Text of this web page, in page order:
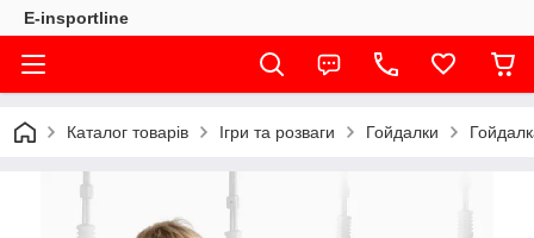
E-insportline
Каталог товарів Ігри та розваги Гойдалки